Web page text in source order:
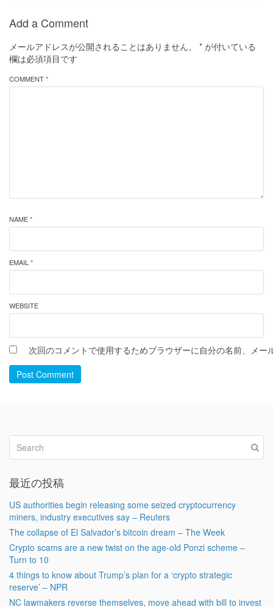
Add a Comment
メールアドレスが公開されることはありません。 * が付いている
欄は必須項目です
COMMENT *
NAME *
EMAIL *
WEBSITE
次回のコメントで使用するためブラウザーに自分の名前、メー
Post Comment
最近の投稿
US authorities begin releasing some seized cryptocurrency
miners, industry executives say – Reuters
The collapse of El Salvador’s bitcoin dream – The Week
Crypto scams are a new twist on the age-old Ponzi scheme –
Turn to 10
4 things to know about Trump’s plan for a ‘crypto strategic
reserve’ – NPR
NC lawmakers reverse themselves, move ahead with bill to invest